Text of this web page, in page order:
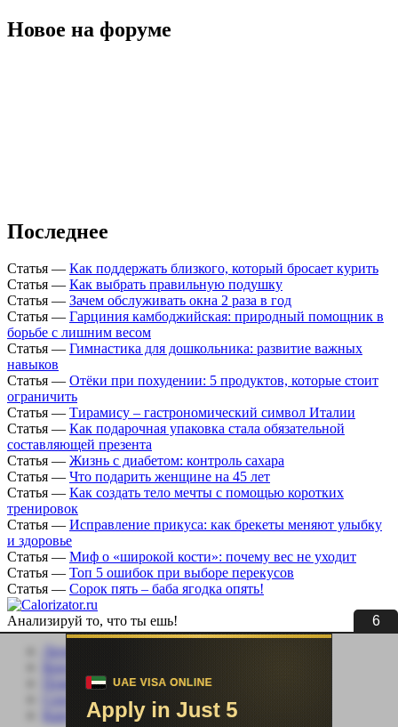
5
Новое на форуме
Последнее
Статья — Как поддержать близкого, который бросает курить
Статья — Как выбрать правильную подушку
Статья — Зачем обслуживать окна 2 раза в год
Статья — Гарциния камбоджийская: природный помощник в
борьбе с лишним весом
Статья — Гимнастика для дошкольника: развитие важных
навыков
Статья — Отёки при похудении: 5 продуктов, которые стоит
ограничить
Статья — Тирамису – гастрономический символ Италии
Статья — Как подарочная упаковка стала обязательной
составляющей презента
Статья — Жизнь с диабетом: контроль сахара
Статья — Что подарить женщине на 45 лет
Статья — Как создать тело мечты с помощью коротких
тренировок
Статья — Исправление прикуса: как брекеты меняют улыбку
и здоровье
Статья — Миф о «широкой кости»: почему вес не уходит
Статья — Топ 5 ошибок при выборе перекусов
Статья — Сорок пять – баба ягодка опять!
Анализируй то, что ты ешь!
Личный кабинет
Помощь сайту
Соцсети
Карта сайта